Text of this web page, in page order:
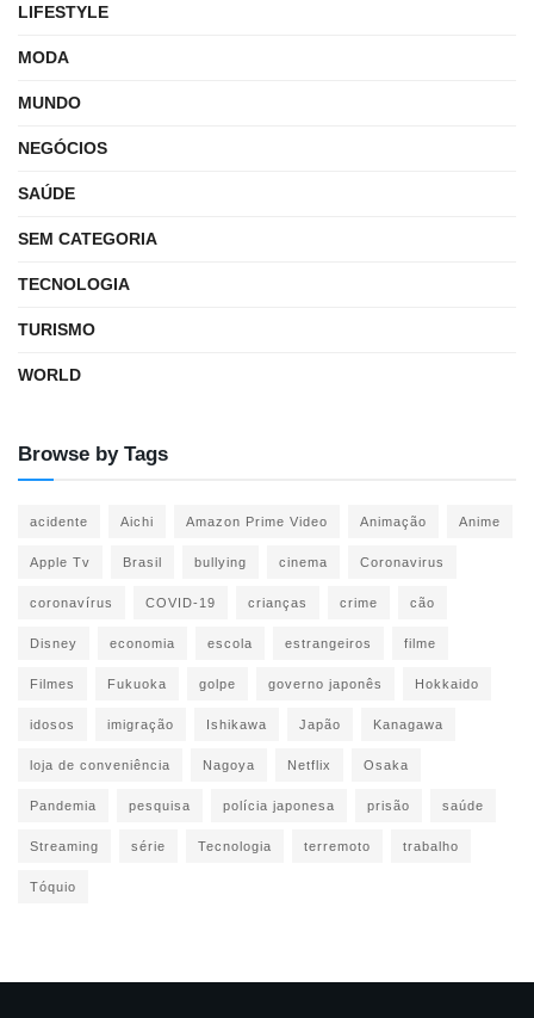
LIFESTYLE
MODA
MUNDO
NEGÓCIOS
SAÚDE
SEM CATEGORIA
TECNOLOGIA
TURISMO
WORLD
Browse by Tags
acidente Aichi Amazon Prime Video Animação Anime
Apple Tv Brasil bullying cinema Coronavirus
coronavírus COVID-19 crianças crime cão
Disney economia escola estrangeiros filme
Filmes Fukuoka golpe governo japonês Hokkaido
idosos imigração Ishikawa Japão Kanagawa
loja de conveniência Nagoya Netflix Osaka
Pandemia pesquisa polícia japonesa prisão saúde
Streaming série Tecnologia terremoto trabalho
Tóquio